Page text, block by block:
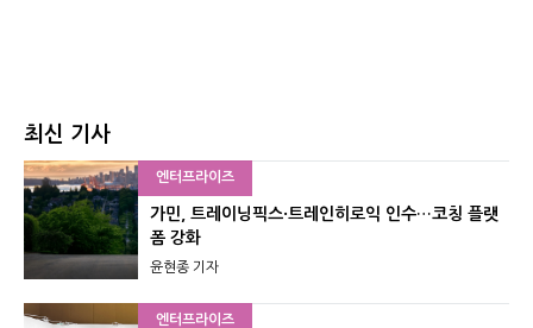
최신 기사
엔터프라이즈
가민, 트레이닝픽스·트레인히로익 인수…코칭 플랫
폼 강화
윤현종 기자
엔터프라이즈